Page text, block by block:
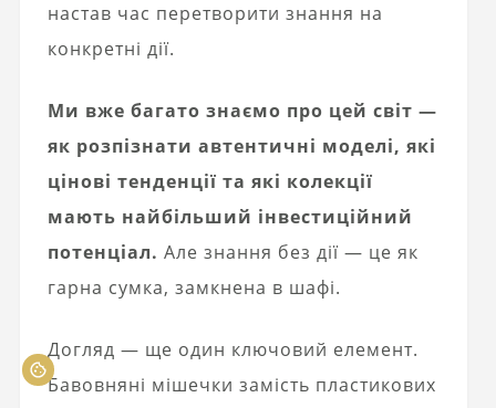
настав час перетворити знання на
конкретні дії.
Ми вже багато знаємо про цей світ —
як розпізнати автентичні моделі, які
цінові тенденції та які колекції
мають найбільший інвестиційний
потенціал. Але знання без дії — це як
гарна сумка, замкнена в шафі.
Догляд — ще один ключовий елемент.
Бавовняні мішечки замість пластикових